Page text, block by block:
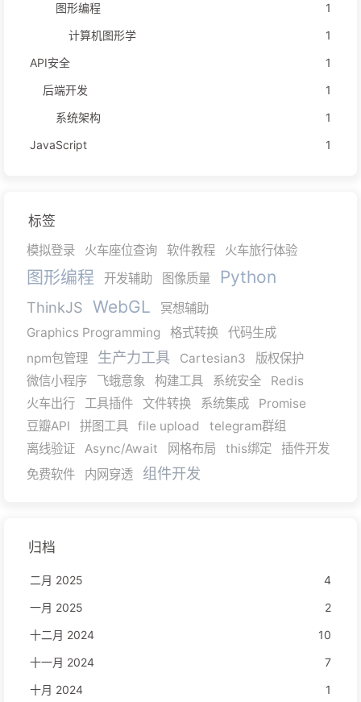
图形编程
1
计算机图形学
1
API安全
1
后端开发
1
系统架构
1
JavaScript
1
标签
模拟登录 火车座位查询 软件教程 火车旅行体验
图形编程 开发辅助 图像质量 Python
ThinkJS WebGL
冥想辅助
Graphics Programming
格式转换
代码生成
npm包管理
生产力工具 Cartesian3
版权保护
微信小程序
飞蛾意象 构建工具 系统安全
Redis
火车出行
工具插件 文件转换 系统集成
Promise
豆瓣API
拼图工具 file upload
telegram群组
离线验证
Async/Await 网格布局 this绑定
插件开发
免费软件
内网穿透 组件开发
归档
二月 2025
4
一月 2025
2
十二月 2024
10
十一月 2024
7
十月 2024
1